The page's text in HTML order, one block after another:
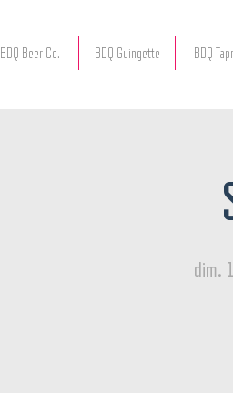
BDQ Beer Co. BDQ Guingette BDQ
dim.